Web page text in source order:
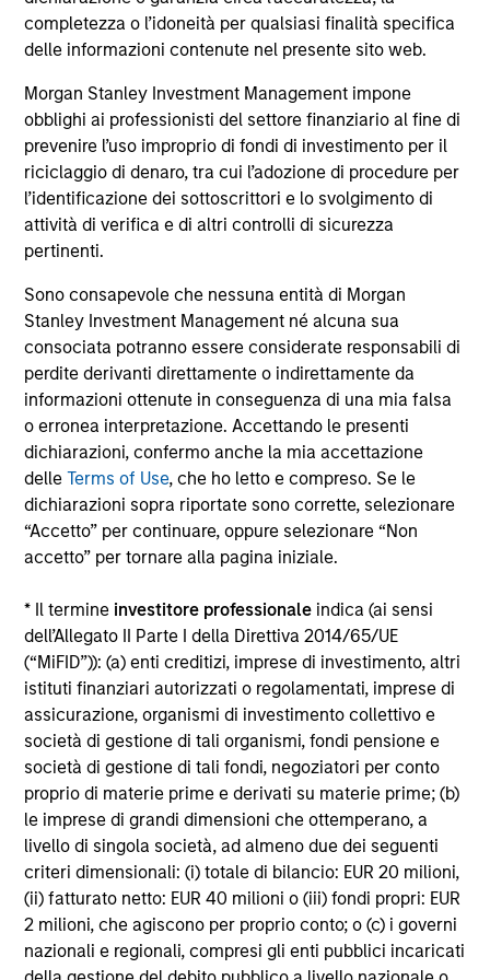
completezza o l’idoneità per qualsiasi finalità specifica
delle informazioni contenute nel presente sito web.
Morgan Stanley Investment Management impone
obblighi ai professionisti del settore finanziario al fine di
prevenire l’uso improprio di fondi di investimento per il
riciclaggio di denaro, tra cui l’adozione di procedure per
l’identificazione dei sottoscrittori e lo svolgimento di
attività di verifica e di altri controlli di sicurezza
pertinenti.
Sono consapevole che nessuna entità di Morgan
Stanley Investment Management né alcuna sua
consociata potranno essere considerate responsabili di
perdite derivanti direttamente o indirettamente da
informazioni ottenute in conseguenza di una mia falsa
o erronea interpretazione. Accettando le presenti
dichiarazioni, confermo anche la mia accettazione
delleTerms of Use, che ho letto e compreso. Se le
dichiarazioni sopra riportate sono corrette, selezionare
“Accetto” per continuare, oppure selezionare “Non
accetto” per tornare alla pagina iniziale.
* Il termine investitore professionale indica (ai sensi
dell’Allegato II Parte I della Direttiva 2014/65/UE
(“MiFID”)): (a) enti creditizi, imprese di investimento, altri
istituti finanziari autorizzati o regolamentati, imprese di
assicurazione, organismi di investimento collettivo e
società di gestione di tali organismi, fondi pensione e
società di gestione di tali fondi, negoziatori per conto
proprio di materie prime e derivati su materie prime; (b)
le imprese di grandi dimensioni che ottemperano, a
livello di singola società, ad almeno due dei seguenti
criteri dimensionali: (i) totale di bilancio: EUR 20 milioni,
(ii) fatturato netto: EUR 40 milioni o (iii) fondi propri: EUR
2 milioni, che agiscono per proprio conto; o (c) i governi
nazionali e regionali, compresi gli enti pubblici incaricati
all’emissione e al rimborso delle azioni. La fonte di tutti i
dati relativi alle performance e agli indici è Morgan Stanley
Investment Management Limited (“MSIM Ltd”).
Il valore degli investimenti e i proventi da essi derivanti
possono aumentare come diminuire e un investitore può
non
recuperare l'importo investito.
I dati di performance per i comparti con track record
inferiore a un anno non sono illustrati. Le performance sono
calcolate al netto delle commissioni. I dati di performance
da inizio anno non sono annualizzati. Le performance di
altre classi di azioni, se disponibili, potrebbero essere
diverse. Prima di investire si consiglia di valutare
attentamente gli obiettivi d’investimento, i rischi, le
commissioni e le spese del comparto.
Il ricorso alla leva aumenta i rischi: una variazione
relativamente contenuta nel valore di un investimento può
determinare una variazione molto più elevata, sia in senso
positivo che negativo, nel valore di quell’investimento e, di
conseguenza, nel valore del Comparto.
Alcuni documenti disponibili in questo sito possono
riguardare più comparti della gamma Morgan Stanley
Investment Funds. Si fa presente che non tutti i comparti
sono disponibili per le persone residenti nelle giurisdizioni
in cui tale distribuzione o disponibilità sia contraria alle
leggi o ai regolamenti locali.
Più alta è la categoria (1-7), maggiore è il potenziale di
rendimento, ma anche il rischio di perdere l’investimento.
La categoria 1 non indica un investimento privo di rischio. Si
rimanda al Documento contenente informazioni chiave per
gli investitori (KIID), nella sezione Risorse, per il rating di
rischio specifico per le classi di azioni e le avvertenze.
Il Morningstar Rating™,o “star rating” viene calcolato per i
prodotti gestiti (inclusi fondi comuni, sottoconti di rendite
variabili e polizze vita variabili, exchange-traded fund, fondi
chiusi e conti separati) con uno storico minimo di tre anni.
Gli exchange-traded fund e i fondi comuni aperti sono
considerati come un’unica categoria a fini comparativi. Il
rating viene calcolato sulla base di una misura del